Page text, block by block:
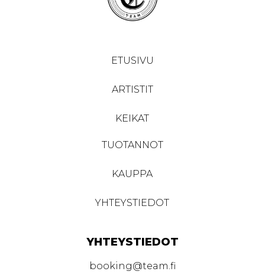
ETUSIVU
ARTISTIT
KEIKAT
TUOTANNOT
KAUPPA
YHTEYSTIEDOT
YHTEYSTIEDOT
booking@team.fi